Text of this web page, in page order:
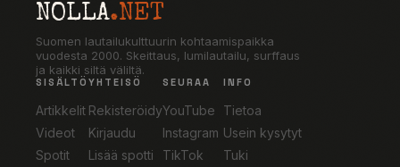
NOLLA.NET
Suomen lautailukulttuurin kohtaamispaikka
vuodesta 2000. Skeittaus, lumilautailu, surffaus
ja kaikki siltä väliltä.
SISÄLTÖ
Artikkelit
Videot
Spotit
YHTEISÖ
Rekisteröidy
Kirjaudu
Lisää spotti
SEURAA
YouTube
Instagram
TikTok
INFO
Tietoa
Usein kysytyt
Tuki